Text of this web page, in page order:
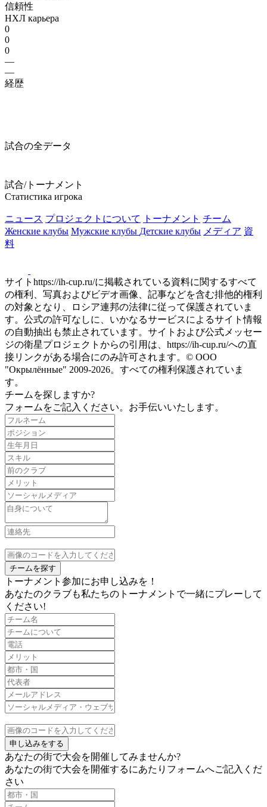
信頼性
НХЛ карьера
0
0
0
—
—
経歴
試合の全データ
試合/トーナメント
Статистика игрока
ニュース プロジェクトについて トーナメント チーム
Женские клубы Мужские клубы Детские клубы メディア 資
料
サイトhttps://ih-cup.ru/に掲載されている資料に関するすべて
の権利、写真およびビデオ画像、記事などを含む排他的権利
の対象となり、ロシア連邦の法律に従って保護されていま
す。公式の許可なしに、いかなるサービスによるサイト情報
の自動抽出も禁止されています。サイトおよび公式メッセー
ジの衛星プロジェクトからの引用は、https://ih-cup.ru/への直
接リンクがある場合にのみ許可されます。© ООО
"Окрылённые" 2009-2026。すべての権利保護されていま
す。
チームを探しますか?
フォームをご記入ください。お手伝いいたします。
チームを探す
トーナメント参加にお申し込みを！
あなたのクラブも私たちのトーナメントで一緒にプレーして
ください!
申し込みをする
あなたの街で大会を開催してみませんか?
あなたの街で大会を開催するにあたりフォームへご記入くだ
さい